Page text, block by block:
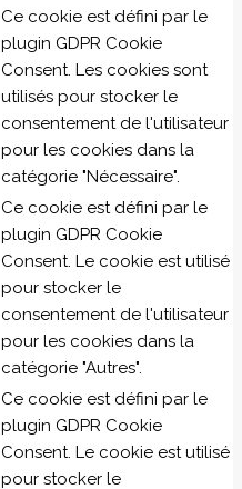
Ce cookie est défini par le
plugin GDPR Cookie
Consent. Les cookies sont
utilisés pour stocker le
consentement de l'utilisateur
pour les cookies dans la
catégorie "Nécessaire".
Ce cookie est défini par le
plugin GDPR Cookie
Consent. Le cookie est utilisé
pour stocker le
consentement de l'utilisateur
pour les cookies dans la
catégorie "Autres".
Ce cookie est défini par le
plugin GDPR Cookie
Consent. Le cookie est utilisé
pour stocker le